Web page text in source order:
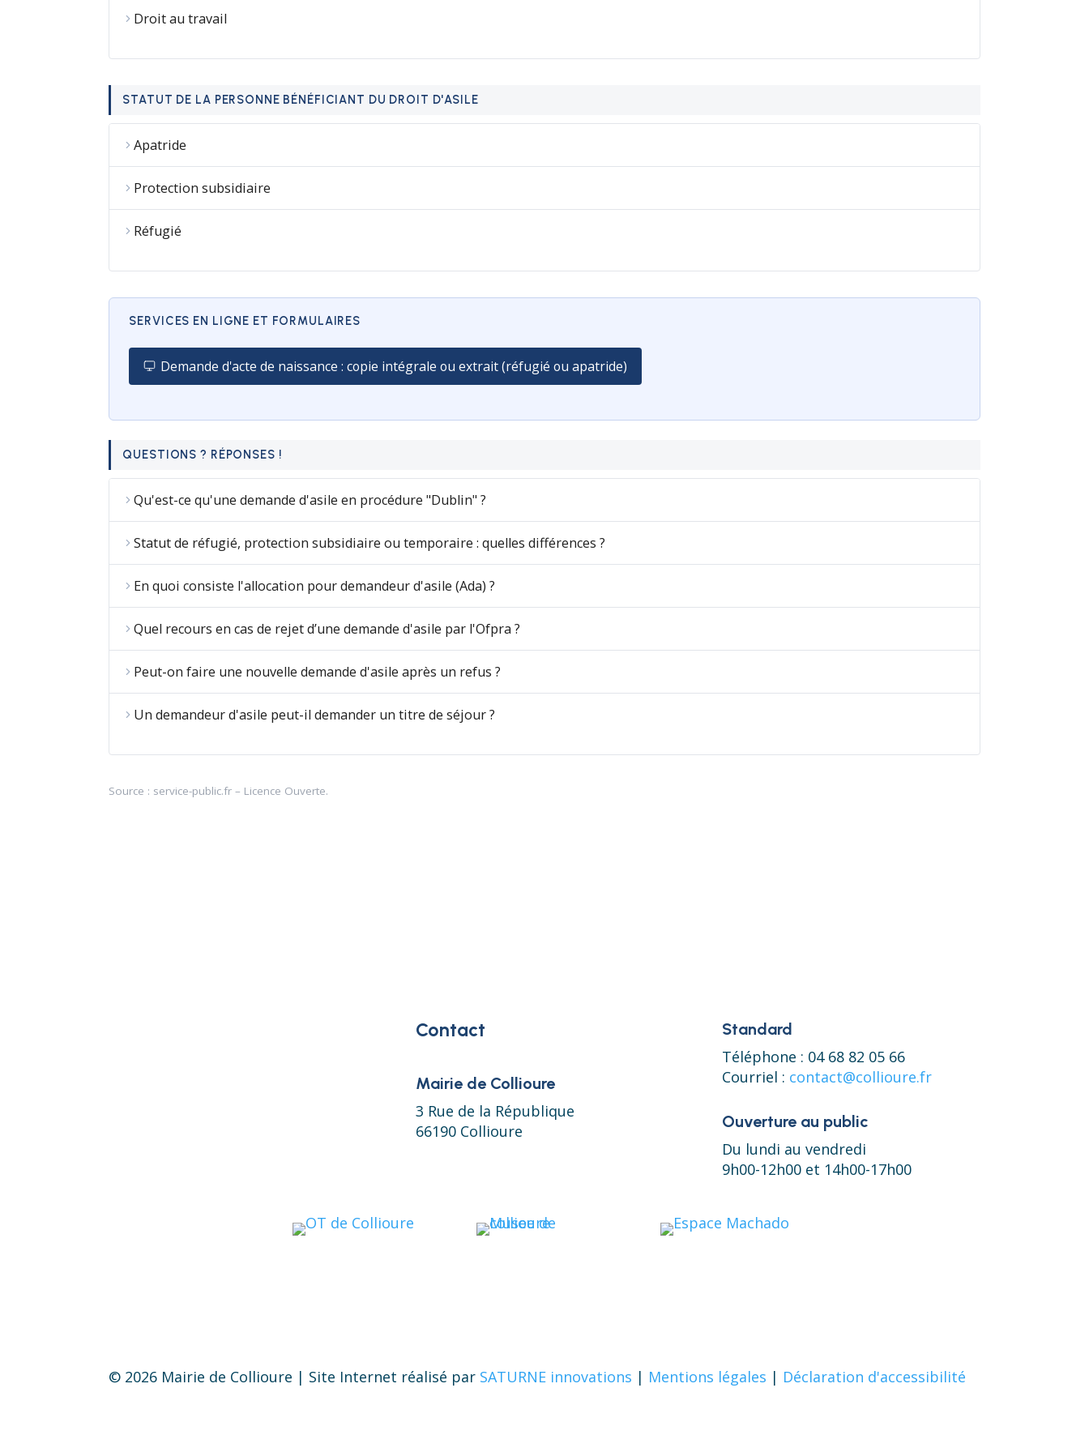
Droit au travail
STATUT DE LA PERSONNE BÉNÉFICIANT DU DROIT D'ASILE
Apatride
Protection subsidiaire
Réfugié
SERVICES EN LIGNE ET FORMULAIRES
Demande d'acte de naissance : copie intégrale ou extrait (réfugié ou apatride)
QUESTIONS ? RÉPONSES !
Qu'est-ce qu'une demande d'asile en procédure "Dublin" ?
Statut de réfugié, protection subsidiaire ou temporaire : quelles différences ?
En quoi consiste l'allocation pour demandeur d'asile (Ada) ?
Quel recours en cas de rejet d’une demande d'asile par l'Ofpra ?
Peut-on faire une nouvelle demande d'asile après un refus ?
Un demandeur d'asile peut-il demander un titre de séjour ?
Source : service-public.fr – Licence Ouverte.
Contact
Mairie de Collioure
3 Rue de la République
66190 Collioure
Standard
Téléphone : 04 68 82 05 66
Courriel : contact@collioure.fr
Ouverture au public
Du lundi au vendredi
9h00-12h00 et 14h00-17h00
© 2026 Mairie de Collioure | Site Internet réalisé par SATURNE innovations | Mentions légales | Déclaration d'accessibilité